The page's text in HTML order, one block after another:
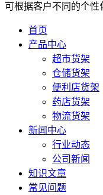
可根据客户不同的个
首页
产品中心
超市货架
仓储货架
便利店货架
药店货架
物流货架
新闻中心
行业动态
公司新闻
知识文章
常见问题